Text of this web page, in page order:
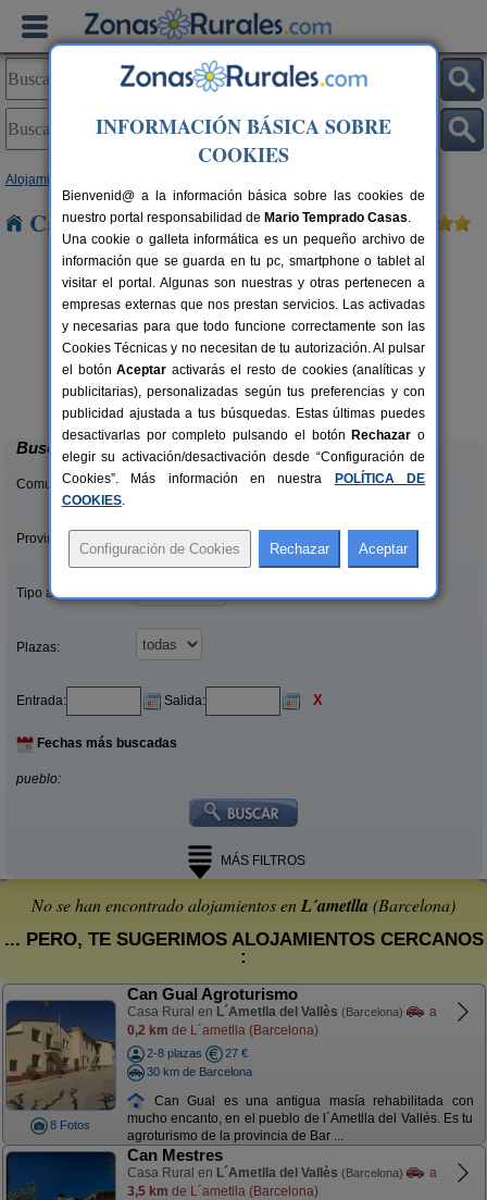
Alojamientos
Casas Rurales cerca de L´ametlla
10-19+5 pers.
desde33 €
Cal Ponç de Belians
Vallcebre (Barcelona)
Buscar
Comunidades:
Provincias/Islas:
Tipo alquiler:
Plazas:
Entrada: Salida: X
Fechas más buscadas
pueblo:
MÁS FILTROS
No se han encontrado alojamientos enL´ametlla (Barcelona)
... PERO, TE SUGERIMOS ALOJAMIENTOS CERCANOS
:
8 Fotos
Can Gual Agroturismo
Casa Rural en L´Ametlla del Vallès (Barcelona)
a
0,2 km de L´ametlla (Barcelona)
2-8 plazas
27 €
30 km de Barcelona
Can Gual es una antigua masía rehabilitada con
mucho encanto, en el pueblo de l´Ametlla del Vallés. Es tu
agroturismo de la provincia de Bar ...
Can Mestres
Casa Rural en L´Ametlla del Vallès (Barcelona)
a
3,5 km de L´ametlla (Barcelona)
INFORMACIÓN BÁSICA SOBRE
COOKIES
Bienvenid@ a la información básica sobre las cookies de
nuestro portal responsabilidad de Mario Temprado Casas.
Una cookie o galleta informática es un pequeño archivo de
información que se guarda en tu pc, smartphone o tablet al
visitar el portal. Algunas son nuestras y otras pertenecen a
empresas externas que nos prestan servicios. Las activadas
y necesarias para que todo funcione correctamente son las
Cookies Técnicas y no necesitan de tu autorización. Al pulsar
el botónAceptar activarás el resto de cookies (analíticas y
publicitarias), personalizadas según tus preferencias y con
publicidad ajustada a tus búsquedas. Estas últimas puedes
desactivarlas por completo pulsando el botón Rechazar o
elegir su activación/desactivación desde “Configuración de
Cookies”. Más información en nuestra
POLÍTICA DE
COOKIES.